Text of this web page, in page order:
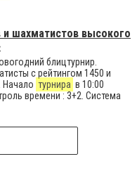
и шахматистов высокого
блицтурнир.
с рейтингом 1450 и
Начало турнира в 10:00
времени : 3+2. Система